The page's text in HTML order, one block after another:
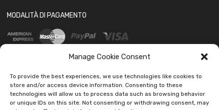
Manage Cookie Consent
To provide the best experiences, we use technologies like cookies to
store and/or access device information. Consenting to these
technologies will allow us to process data such as browsing behavior
or unique IDs on this site. Not consenting or withdrawing consent, may
MODALITÀ DI PAGAMENTO
SOCIAL